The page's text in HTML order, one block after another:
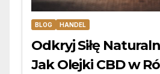
BLOG HANDEL
Odkryj Siłę
Jak Olejki CBD w